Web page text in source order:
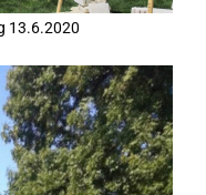
13.6.2020